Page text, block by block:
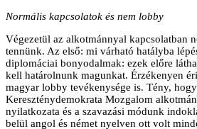
Normális kapcsolatok és nem lobby
Végezetül az alkotmánnyal kapcsolatban
tennünk. Az első: mi várható hatályba
diplomáciai bonyodalmak: ezek előre
kell határolnunk magunkat. Érzékenyen
magyar lobby tevékenysége is. Tény,
Kereszténydemokrata Mozgalom
nyilatkozata és a szavazási módunk
belül angol és német nyelven ott volt